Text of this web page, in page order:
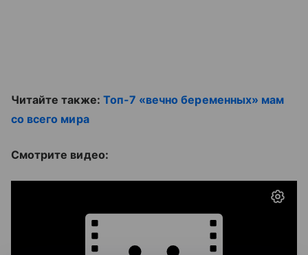
Читайте также: Топ-7 «вечно беременных» мам
со всего мира
Смотрите видео: